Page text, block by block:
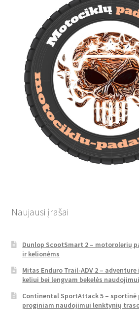
Naujausi įrašai
Dunlop ScootSmart 2 – motorolerių
ir kelionėms
Mitas Enduro Trail-ADV 2 –
keliui bei lengvam bekelės naudojimui
Continental SportAttack 5 – sportinė
proginiam naudojimui lenktynių